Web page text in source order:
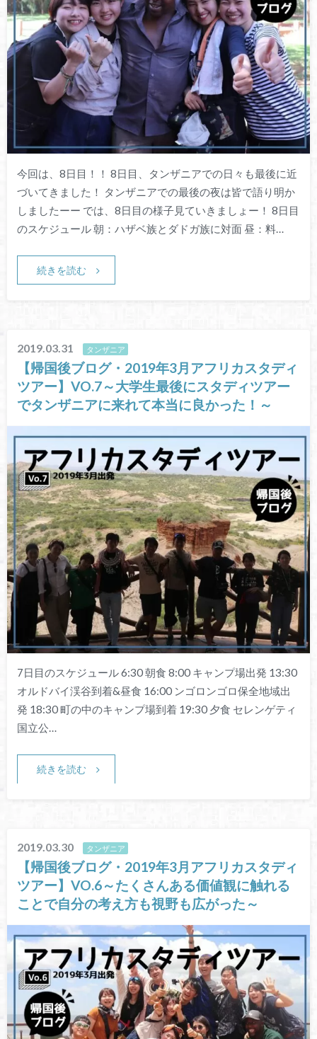
今回は、8日目！！ 8日目、タンザニアでの日々も最後に近
づいてきました！ タンザニアでの最後の夜は皆で語り明か
しましたーー では、8日目の様子見ていきましょー！ 8日目
のスケジュール 朝：ハザベ族とダドガ族に対面 昼：料…
続きを読む
2019.03.31 タンザニア
【帰国後ブログ・2019年3月アフリカスタディ
ツアー】VO.7～大学生最後にスタディツアー
でタンザニアに来れて本当に良かった！～
7日目のスケジュール 6:30 朝食 8:00 キャンプ場出発 13:30
オルドバイ渓谷到着&昼食 16:00 ンゴロンゴロ保全地域出
発 18:30 町の中のキャンプ場到着 19:30 夕食 セレンゲティ
国立公…
続きを読む
2019.03.30 タンザニア
【帰国後ブログ・2019年3月アフリカスタディ
ツアー】VO.6～たくさんある価値観に触れる
ことで自分の考え方も視野も広がった～